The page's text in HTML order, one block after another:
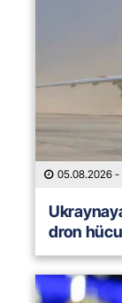
05.08.2026 -
dron